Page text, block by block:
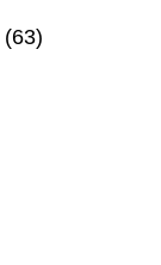
(63)